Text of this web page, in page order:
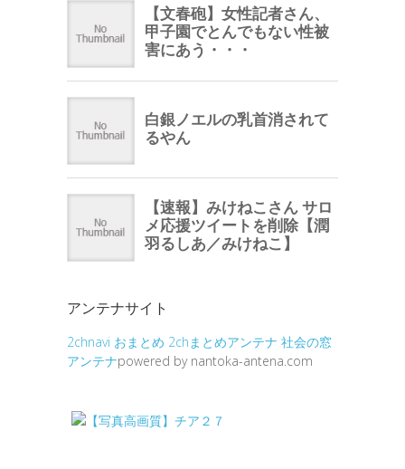
アンテナサイト
2chnavi おまとめ 2chまとめアンテナ 社会の窓
アンテナpowered by nantoka-antena.com